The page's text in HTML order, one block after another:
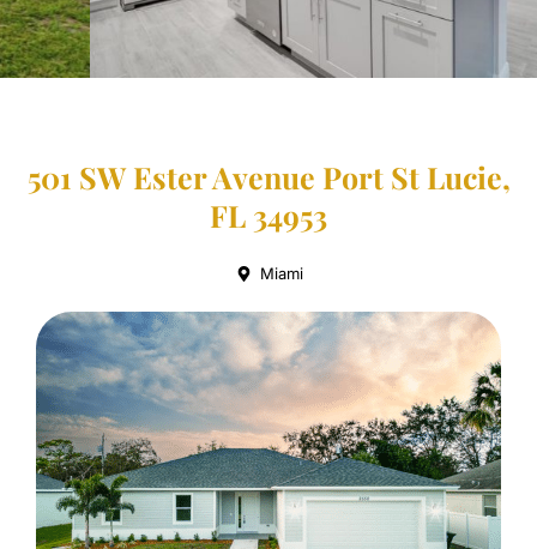
501 SW Ester Avenue Port St Lucie,
FL 34953
Miami